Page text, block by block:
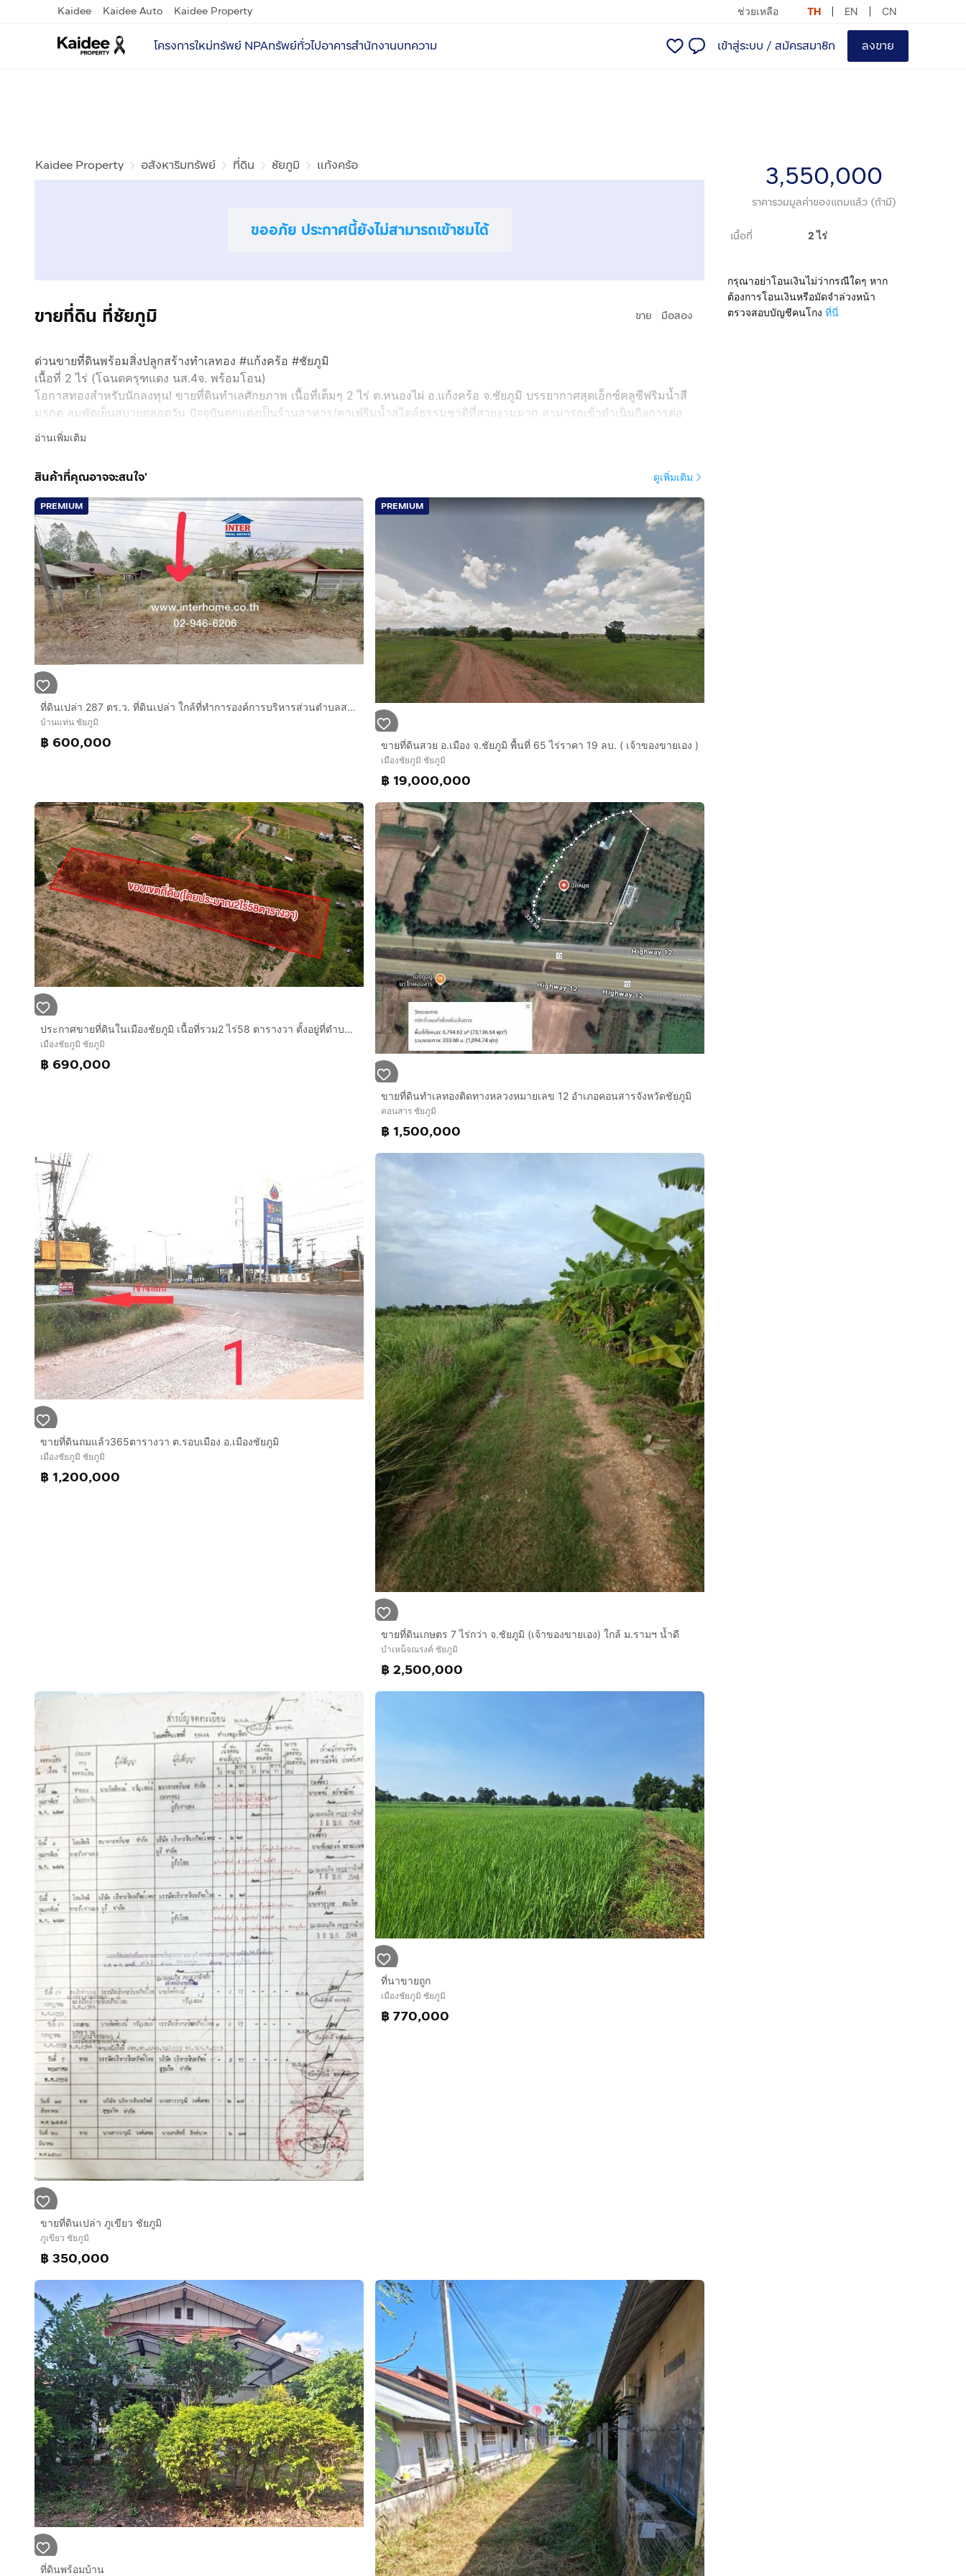
Kaidee Kaidee Auto Kaidee Property ช่วยเหลือ TH EN CN
โครงการใหม่ทรัพย์ NPAทรัพย์ทั่วไปอาคารสำนักงานบทความ เข้าสู่ระบบ / สมัครสมาชิก ลงขาย
Kaidee Property อสังหาริมทรัพย์ ที่ดิน ชัยภูมิ แก้งคร้อ
ขออภัย ประกาศนี้ยังไม่สามารถเข้าชมได้
ขาย มือสอง
ขายที่ดิน ที่ชัยภูมิ
ด่วนขายที่ดินพร้อมสิ่งปลูกสร้างทำเลทอง #แก้งคร้อ #ชัยภูมิ
เนื้อที่ 2 ไร่ (โฉนดครุฑแดง นส.4จ. พร้อมโอน)
โอกาสทองสำหรับนักลงทุน! ขายที่ดินทำเลศักยภาพ เนื้อที่เต็มๆ 2 ไร่ ต.หนองไผ่ อ.แก้งคร้อ จ.ชัยภูมิ บรรยากาศสุดเอ็กซ์คลูซีฟริมน้ำสี
มรกต ลมพัดเย็นสบายตลอดวัน ปัจจุบันตกแต่งเป็นร้านอาหาร/คาเฟ่ริมน้ำสไตล์ธรรมชาติที่สวยงามมาก สามารถเข้าดำเนินกิจการต่อ
ขยายธุรกิจรีสอร์ท พูลวิลล่า หรือปรับเป็นบ้านสวนตากอากาศส่วนตัวได้อย่างลงตัว
• ที่ตั้ง: ต.หนองไผ่ อ.แก้งคร้อ จ.ชัยภูมิ
• เข้า-ออกสะดวก ใกล้ชุมชน แต่ได้ความสงบเป็นส่วนตัว
✨ จุดเด่นและสิ่งปลูกสร้างภายในที่ดิน (คุ้มค่าน่าลงทุน)
• บรรยากาศริมน้ำสุดเอ็กซ์คลูซีฟ: พื้นที่ติดริมน้ำสีฟ้ามรกตสวยงาม พร้อมระเบียงริมน้ำและซุ้มที่นั่งมุงหลังคาจาก ได้ฟีลธรรมชาติแท้ๆ
• โครงสร้างพร้อมใช้งาน: มีอาคารร้านอาหาร/คาเฟ่ โครงหลังคาเหล็กแข็งแรง โซนที่นั่งยกพื้นเปิดโล่งรับลม และโซนลานสนามหญ้า
เทียมกลางแจ้งพร้อมไฟราวตกแต่ง
• พร้อมดำเนินกิจการต่อได้ทันที: มีโต๊ะ-เก้าอี้ไม้สักแท้อย่างดี โต๊ะเหล็กสไตล์โมเดิร์น และชุดที่นั่งพร้อมใช้งานรองรับลูกค้าได้จำนวนมาก
• ตกแต่งสวนสวยงาม: ประดับด้วยต้นสับปะรดสี ต้นไม้ร่มรื่น และไฟประดับตกแต่งรอบบริเวณ บรรยากาศตอนเย็นสวยงามและโรแมนติก
มาก
💰 ราคาขายยกแปลงเพียง: 3,550,000 บาท
(เฉลี่ยต่อไร่คุ้มสุดๆ ในทำเลนี้)
Location : https://maps.app.goo.gl/t377DAa5rJ7SUv5V6?g_st=ic
📞 สนใจติดต่อ/นัดดูสถานที่จริง
• เบอร์โทรศัพท์:
อ่านเพิ่มเติม
3,550,000
ราคารวมมูลค่าของแถมแล้ว (ถ้ามี)
เนื้อที่ 2 ไร่
กรุณาอย่าโอนเงินไม่ว่ากรณีใดๆ หาก
ต้องการโอนเงินหรือมัดจำล่วงหน้า
ตรวจสอบบัญชีคนโกง ที่นี่
สินค้าที่คุณอาจจะสนใจ' ดูเพิ่มเติม
PREMIUM
ที่ดินเปล่า 287 ตร.ว. ที่ดินเปล่า ใกล้ที่ทำการองค์การบริหารส่วนตำบลสระพัง ถนนหมายเลข2187 ชัยภูมิ บ้านแท่น ชัยภูมิ
บ้านแท่น ชัยภูมิ
฿ 600,000
PREMIUM
ขายที่ดินสวย อ.เมือง จ.ชัยภูมิ พื้นที่ 65 ไร่ราคา 19 ลบ. ( เจ้าของขายเอง )
เมืองชัยภูมิ ชัยภูมิ
฿ 19,000,000
ประกาศขายที่ดินในเมืองชัยภูมิ เนื้อที่รวม2 ไร่58 ตารางวา ตั้งอยู่ที่ตําบลหนองนาแซง อําเภอเมืองชัยภูมิ จังหวัดชัยภูมิ สภาพที่ดินปัจจุบันเป็นที่รกร้าง แต่สามารถทํานาได้และมีน้ําตลอดปี
เมืองชัยภูมิ ชัยภูมิ
฿ 690,000
ขายที่ดินทำเลทองติดทางหลวงหมายเลข 12 อำเภอคอนสารจังหวัดชัยภูมิ
คอนสาร ชัยภูมิ
฿ 1,500,000
ขายที่ดินถมแล้ว365ตารางวา ต.รอบเมือง อ.เมืองชัยภูมิ
เมืองชัยภูมิ ชัยภูมิ
฿ 1,200,000
ขายที่ดินเกษตร 7 ไร่กว่า จ.ชัยภูมิ (เจ้าของขายเอง) ใกล้ ม.รามฯ น้ำดี
บำเหน็จณรงค์ ชัยภูมิ
฿ 2,500,000
ขายที่ดินเปล่า ภูเขียว ชัยภูมิ
ภูเขียว ชัยภูมิ
฿ 350,000
ที่นาขายถูก
เมืองชัยภูมิ ชัยภูมิ
฿ 770,000
ที่ดินพร้อมบ้าน